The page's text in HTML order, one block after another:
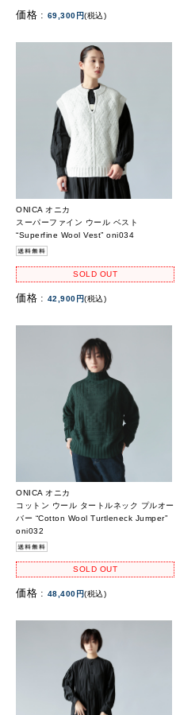
価格 : 69,300円(税込)
ONICA オニカ
スーパーファイン ウール ベスト
“Superfine Wool Vest” oni034
SOLD OUT
価格 : 42,900円(税込)
ONICA オニカ
コットン ウール タートルネック プルオー
バー “Cotton Wool Turtleneck Jumper”
oni032
SOLD OUT
価格 : 48,400円(税込)